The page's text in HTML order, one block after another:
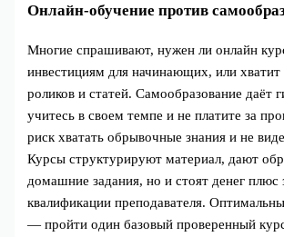
Онлайн‑обучение против
Многие спрашивают, нужен ли онлайн
инвестициям для начинающих, или хватит
роликов и статей. Самообразование даёт
учитесь в своем темпе и не платите за
риск хватать обрывочные знания и не
Курсы структурируют материал, дают
домашние задания, но и стоят денег плюс
квалификации преподавателя.
— пройти один базовый проверенный